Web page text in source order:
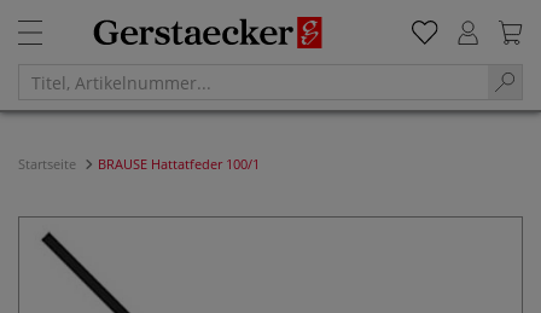
Startseite BRAUSE Hattatfeder 100/1